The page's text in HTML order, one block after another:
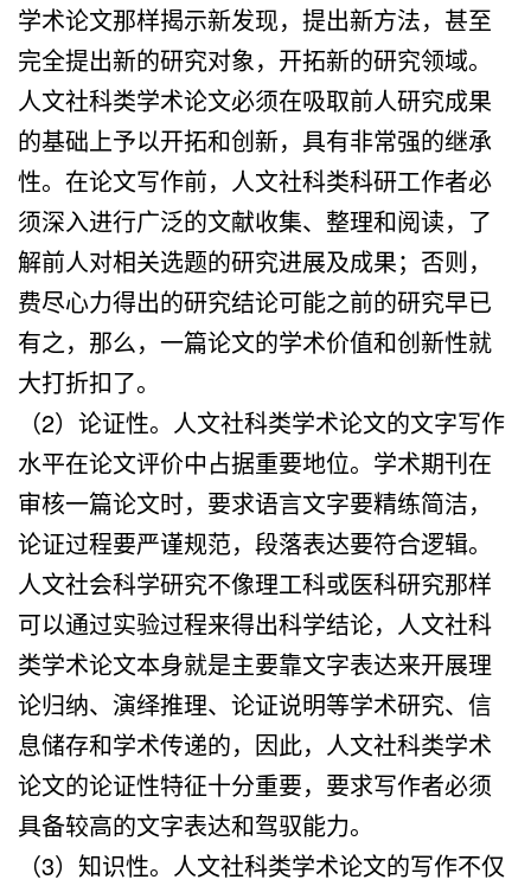
学术论文那样揭示新发现，提出新方法，甚至
完全提出新的研究对象，开拓新的研究领域。
人文社科类学术论文必须在吸取前人研究成果
的基础上予以开拓和创新，具有非常强的继承
性。在论文写作前，人文社科类科研工作者必
须深入进行广泛的文献收集、整理和阅读，了
解前人对相关选题的研究进展及成果；否则，
费尽心力得出的研究结论可能之前的研究早已
有之，那么，一篇论文的学术价值和创新性就
大打折扣了。
（2）论证性。人文社科类学术论文的文字写作
水平在论文评价中占据重要地位。学术期刊在
审核一篇论文时，要求语言文字要精练简洁，
论证过程要严谨规范，段落表达要符合逻辑。
人文社会科学研究不像理工科或医科研究那样
可以通过实验过程来得出科学结论，人文社科
类学术论文本身就是主要靠文字表达来开展理
论归纳、演绎推理、论证说明等学术研究、信
息储存和学术传递的，因此，人文社科类学术
论文的论证性特征十分重要，要求写作者必须
具备较高的文字表达和驾驭能力。
（3）知识性。人文社科类学术论文的写作不仅